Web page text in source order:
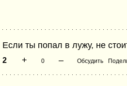
Если ты попал в лужу, не
2 + 0 – Обсудить